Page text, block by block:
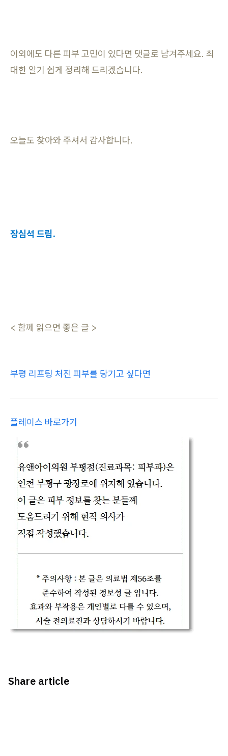
이외에도 다른 피부 고민이 있다면 댓글로 남겨주세요. 최
대한 알기 쉽게 정리해 드리겠습니다.
오늘도 찾아와 주셔서 감사합니다.
장심석 드림.
< 함께 읽으면 좋은 글 >
부평 리프팅 처진 피부를 당기고 싶다면
플레이스 바로가기
Share article